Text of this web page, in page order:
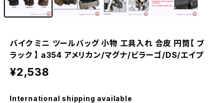
バイク ミニ ツールバッグ 小物 工具入れ 合皮 円筒【 ブ
ラック 】 a354 アメリカン/マグナ/ビラーゴ/DS/エイプ
¥2,538
International shipping available